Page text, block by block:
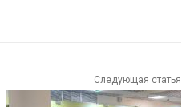
Следующая статья